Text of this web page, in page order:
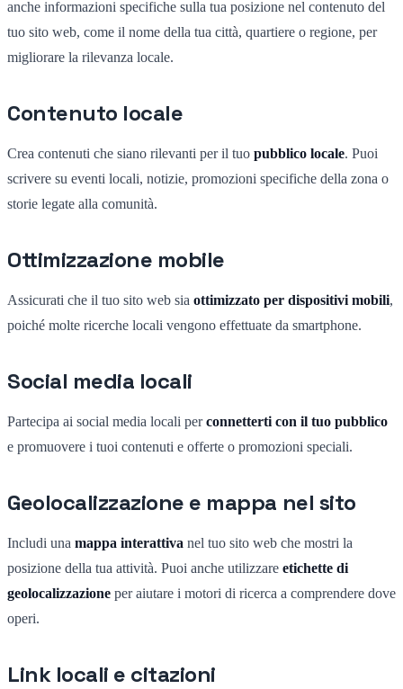
anche informazioni specifiche sulla tua posizione nel contenuto del
tuo sito web, come il nome della tua città, quartiere o regione, per
migliorare la rilevanza locale.
Contenuto locale
Crea contenuti che siano rilevanti per il tuo pubblico locale. Puoi
scrivere su eventi locali, notizie, promozioni specifiche della zona o
storie legate alla comunità.
Ottimizzazione mobile
Assicurati che il tuo sito web sia ottimizzato per dispositivi mobili,
poiché molte ricerche locali vengono effettuate da smartphone.
Social media locali
Partecipa ai social media locali perconnetterti con il tuo pubblico
e promuovere i tuoi contenuti e offerte o promozioni speciali.
Geolocalizzazione e mappa nel sito
Includi una mappa interattiva nel tuo sito web che mostri la
posizione della tua attività. Puoi anche utilizzare etichette di
geolocalizzazione per aiutare i motori di ricerca a comprendere dove
operi.
Link locali e citazioni